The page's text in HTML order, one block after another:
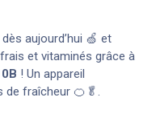
aujourd’hui 🍏 et
et vitaminés grâce à
! Un appareil
de fraîcheur 🍊🥬.